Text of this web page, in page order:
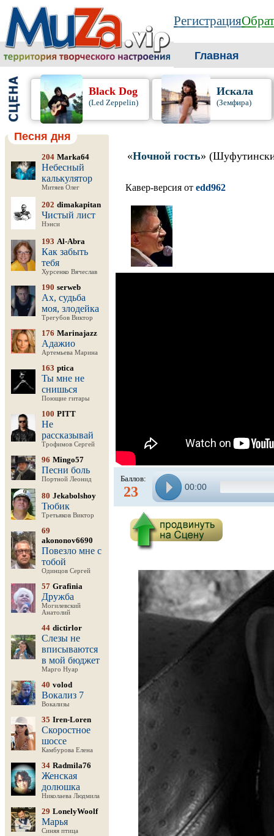
Регистрация
Главная
Black Dog
(Led Zeppelin)
Искала
(Земфира)
Песня дня
204 Marka64
Небесный
калькулятор
Митяев Олег
202 dimakapitan
Чистый лист
Нэнси
193 Al-Abra
Как забыть
тебя
Хурсенко Вячеслав
190 serweb
Ах, судьба
моя, злодейка
Трегубов Виктор
176 Marinajazz
Адажио
Артемьева Марина
163 ptica
Ты мне не
снишься
Поющие гитары
100 PITT
Не
рассказывай
Трофимов Сергей
96 Mingo57
Песни боль
Портной Леонид
80 Jekabolshoy
Тюбик
Третьяков Виктор
69
akononov6690
Повезло мне с
тобой
Одинцов Сергей
57 Grafinia
Дружба
Могилевский
Анатолий
44 dictirlor
Слезы не
вписываются
в мой бюджет
Марго Нуар
40 volod
Вокализ 7
Вокализы
35 Iren-Loren
Скоростное
шоссе
Камбурова Елена
34 Radmila76
Женская
долюшка
Николаева Людмила
29 LonelyWoolf
Марья
Синяя птица
«Ночной гость»
Кавер-версия от edd962
Баллов:
23 00:00